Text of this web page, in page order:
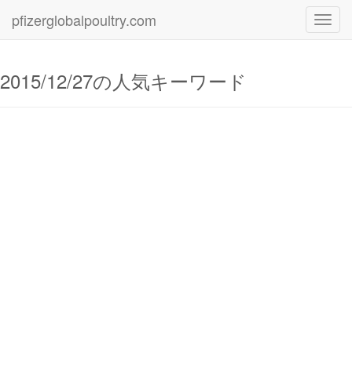
pfizerglobalpoultry.com
2015/12/27の人気キーワード